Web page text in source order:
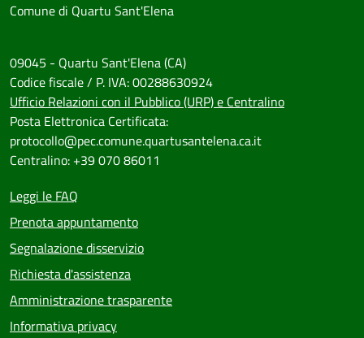
Comune di Quartu Sant'Elena
09045 - Quartu Sant'Elena (CA)
Codice fiscale / P. IVA: 00288630924
Ufficio Relazioni con il Pubblico (URP) e Centralino
Posta Elettronica Certificata:
protocollo@pec.comune.quartusantelena.ca.it
Centralino: +39 070 86011
Leggi le FAQ
Prenota appuntamento
Segnalazione disservizio
Richiesta d'assistenza
Amministrazione trasparente
Informativa privacy